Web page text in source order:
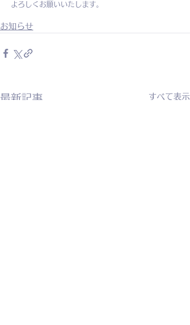
よろしくお願いいたします。
お知らせ
最新記事 すべて表示